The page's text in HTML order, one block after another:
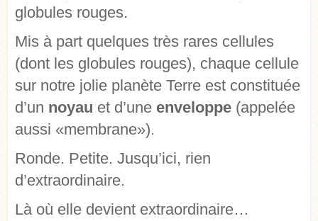
globules rouges.
Mis à part quelques très rares cellules
(dont les globules rouges), chaque cellule
sur notre jolie planète Terre est constituée
d’un noyau et d’une enveloppe (appelée
aussi «membrane»).
Ronde. Petite. Jusqu’ici, rien
d’extraordinaire.
Là où elle devient extraordinaire…